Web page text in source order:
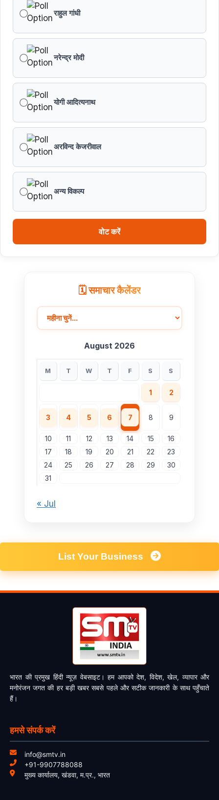
श्रद्धांजलि अर्पित
राहुल गांधी
नरेन्द्र मोदी
योगी आदित्यनाथ
अरविन्द केजरीवाल
अन्य विकल्प
वोट करें
🗓️ समाचार कैलेंडर
August 2026
M T W T F S S
1 2
3 4 5 6 7 8 9
10 11 12 13 14 15
16
17
18 19 20 21 22
23
24
25 26 27 28 29
30
31
« Jul
List Your Business
भारत की प्रमुख हिंदी न्यूज़ वेबसाइट। हम आपको देश, विदेश, खेल, व्यापार और
मनोरंजन जगत की हर बड़ी खबर सबसे पहले और सटीक जानकारी के साथ पहुँचाते
हैं।
हमसे संपर्क करें
info@smtv.in
+91-9907788088
मुख्य कार्यालय, खंडवा, म.प्र., भारत